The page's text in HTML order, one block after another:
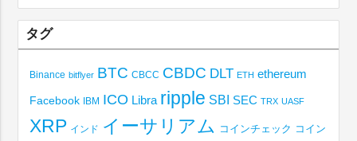
タグ
Binance bitflyer BTC CBCC CBDC DLT ETH ethereum
Facebook IBM ICO Libra ripple SBI SEC TRX UASF
XRP インド イーサリアム コインチェック コイン